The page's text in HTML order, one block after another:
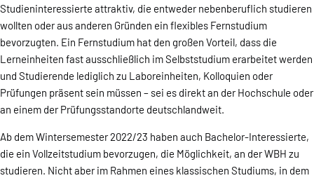
Studieninteressierte attraktiv, die entweder nebenberuflich studieren
wollten oder aus anderen Gründen ein flexibles Fernstudium
bevorzugten. Ein Fernstudium hat den großen Vorteil, dass die
Lerneinheiten fast ausschließlich im Selbststudium erarbeitet werden
und Studierende lediglich zu Laboreinheiten, Kolloquien oder
Prüfungen präsent sein müssen – sei es direkt an der Hochschule oder
an einem der Prüfungsstandorte deutschlandweit.
Ab dem Wintersemester 2022/23 haben auch Bachelor-Interessierte,
die ein Vollzeitstudium bevorzugen, die Möglichkeit, an der WBH zu
studieren. Nicht aber im Rahmen eines klassischen Studiums, in dem